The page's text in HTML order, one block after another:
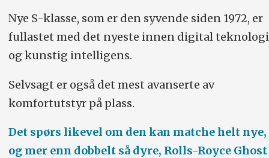
Nye S-klasse, som er den syvende siden 1972, er
fullastet med det nyeste innen digital teknologi
og kunstig intelligens.
Selvsagt er også det mest avanserte av
komfortutstyr på plass.
Det spørs likevel om den kan matche helt nye,
og mer enn dobbelt så dyre, Rolls-Royce Ghost